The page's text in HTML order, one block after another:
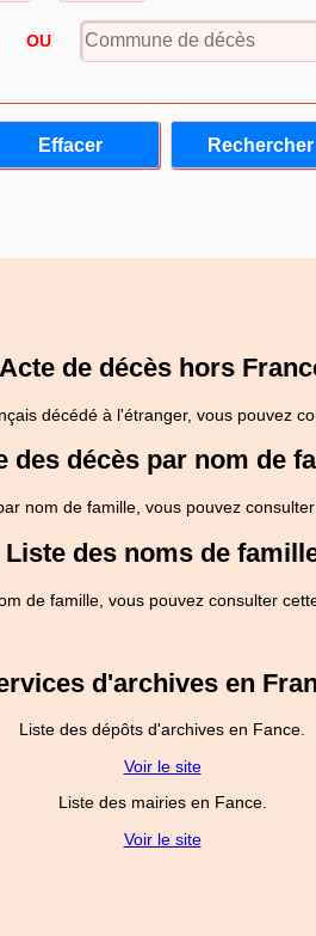
OU
Acte de décès hors
décédé à l'étranger, vous pouvez
des décès par nom de
nom de famille, vous pouvez
Liste des noms de
de famille, vous pouvez consulter
d'archives en
Liste des dépôts d'archives en Fance.
Voir le site
Liste des mairies en Fance.
Voir le site